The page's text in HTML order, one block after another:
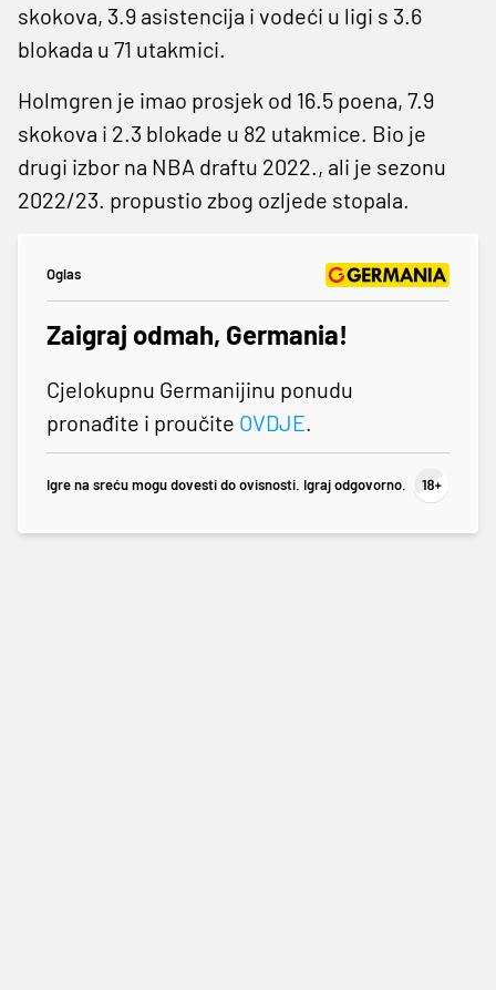
skokova, 3.9 asistencija i vodeći u ligi s 3.6
blokada u 71 utakmici.
Holmgren je imao prosjek od 16.5 poena, 7.9
skokova i 2.3 blokade u 82 utakmice. Bio je
drugi izbor na NBA draftu 2022., ali je sezonu
2022/23. propustio zbog ozljede stopala.
Oglas
Zaigraj odmah, Germania!
Cjelokupnu Germanijinu ponudu
pronađite i proučite OVDJE
Igre na sreću mogu dovesti do ovisnosti. Igraj odgovorno.